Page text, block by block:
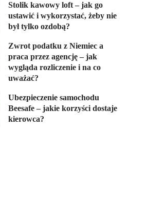
Stolik kawowy loft – jak go
ustawić i wykorzystać, żeby nie
był tylko ozdobą?
Zwrot podatku z Niemiec a
praca przez agencję – jak
wygląda rozliczenie i na co
uważać?
Ubezpieczenie samochodu
Beesafe – jakie korzyści dostaje
kierowca?